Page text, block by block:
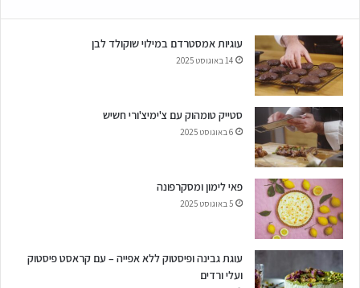
עוגיות אמסטרדם במילוי שוקולד לבן
14 באוגוסט 2025
סטייק טומהוק עם צ'ימיצ'ורי חשיש
6 באוגוסט 2025
פאי לימון ומסקרפונה
5 באוגוסט 2025
עוגת גבינה ופיסטוק ללא אפייה – עם קראסט פיסטוק
ועלי ורדים